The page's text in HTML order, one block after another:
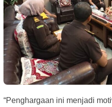
“Penghargaan ini menjadi